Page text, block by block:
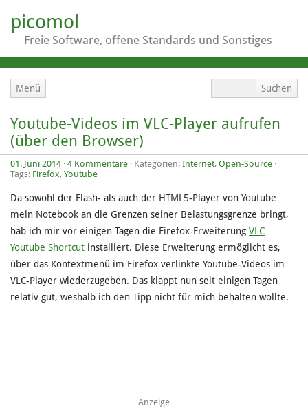
picomol
Freie Software, offene Standards und Sonstiges
Menü
Youtube-Videos im VLC-Player aufrufen
(über den Browser)
01. Juni 2014 · 4 Kommentare · Kategorien: Internet, Open-Source ·
Tags: Firefox, Youtube
Da sowohl der Flash- als auch der HTML5-Player von Youtube
mein Notebook an die Grenzen seiner Belastungsgrenze bringt,
hab ich mir vor einigen Tagen die Firefox-Erweiterung VLC
Youtube Shortcut installiert. Diese Erweiterung ermöglicht es,
über das Kontextmenü im Firefox verlinkte Youtube-Videos im
VLC-Player wiederzugeben. Das klappt nun seit einigen Tagen
relativ gut, weshalb ich den Tipp nicht für mich behalten wollte.
Anzeige